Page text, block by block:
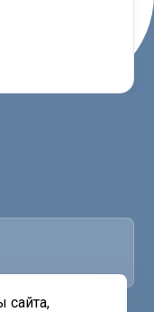
сайта,